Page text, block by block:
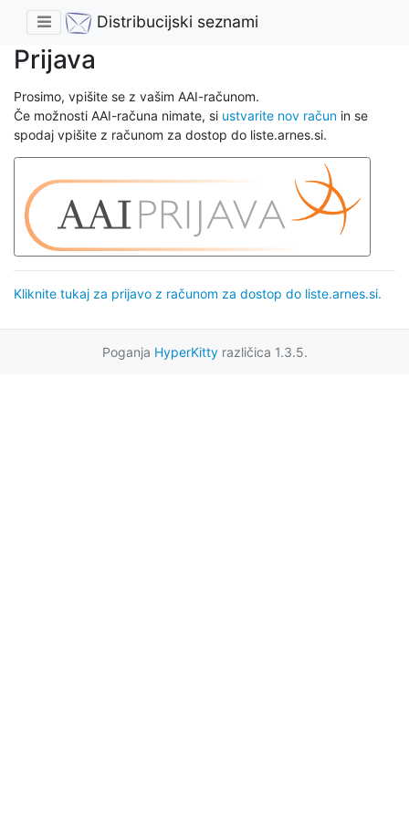
Distribucijski seznami
Prijava
Prosimo, vpišite se z vašim AAI-računom.
Če možnosti AAI-računa nimate, si ustvarite nov račun in se
spodaj vpišite z računom za dostop do liste.arnes.si.
Kliknite tukaj za prijavo z računom za dostop do liste.arnes.si.
Poganja HyperKittyrazličica 1.3.5.